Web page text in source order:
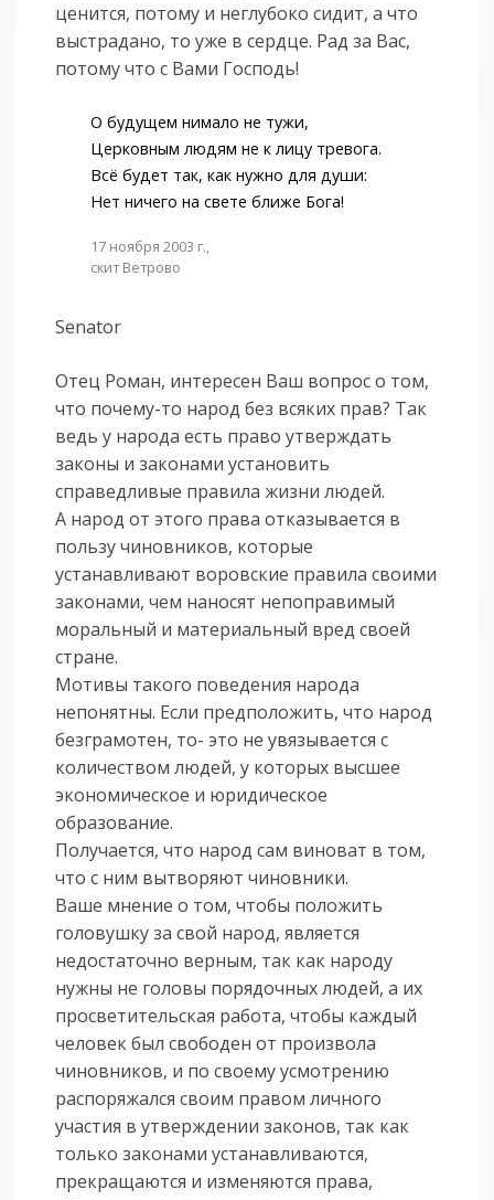
ценится, потому и неглубоко сидит, а что
выстрадано, то уже в сердце. Рад за Вас,
потому что с Вами Господь!
О будущем нимало не тужи,
Церковным людям не к лицу тревога.
Всё будет так, как нужно для души:
Нет ничего на свете ближе Бога!
17 ноября 2003 г.,
скит Ветрово
Senator
Отец Роман, интересен Ваш вопрос о том,
что почему-то народ без всяких прав? Так
ведь у народа есть право утверждать
законы и законами установить
справедливые правила жизни людей.
А народ от этого права отказывается в
пользу чиновников, которые
устанавливают воровские правила своими
законами, чем наносят непоправимый
моральный и материальный вред своей
стране.
Мотивы такого поведения народа
непонятны. Если предположить, что народ
безграмотен, то- это не увязывается с
количеством людей, у которых высшее
экономическое и юридическое
образование.
Получается, что народ сам виноват в том,
что с ним вытворяют чиновники.
Ваше мнение о том, чтобы положить
головушку за свой народ, является
недостаточно верным, так как народу
нужны не головы порядочных людей, а их
просветительская работа, чтобы каждый
человек был свободен от произвола
чиновников, и по своему усмотрению
распоряжался своим правом личного
участия в утверждении законов, так как
только законами устанавливаются,
прекращаются и изменяются права,